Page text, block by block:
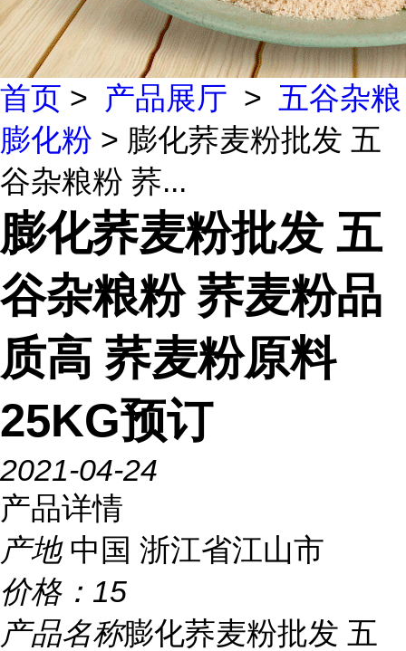
首页 > 产品展厅 > 五谷杂粮
膨化粉 > 膨化荞麦粉批发 五
谷杂粮粉 荞...
膨化荞麦粉批发 五
谷杂粮粉 荞麦粉品
质高 荞麦粉原料
25KG预订
2021-04-24
产品详情
产地 中国 浙江省江山市
价格： 15
产品名称膨化荞麦粉批发 五